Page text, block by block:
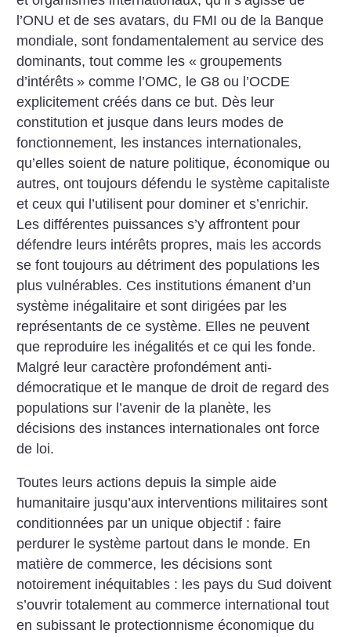
l’ONU et de ses avatars, du FMI ou de la Banque
mondiale, sont fondamentalement au service des
dominants, tout comme les « groupements
d’intérêts » comme l’OMC, le G8 ou l’OCDE
explicitement créés dans ce but. Dès leur
constitution et jusque dans leurs modes de
fonctionnement, les instances internationales,
qu’elles soient de nature politique, économique ou
autres, ont toujours défendu le système capitaliste
et ceux qui l’utilisent pour dominer et s’enrichir.
Les différentes puissances s’y affrontent pour
défendre leurs intérêts propres, mais les accords
se font toujours au détriment des populations les
plus vulnérables. Ces institutions émanent d’un
système inégalitaire et sont dirigées par les
représentants de ce système. Elles ne peuvent
que reproduire les inégalités et ce qui les fonde.
Malgré leur caractère profondément anti-
démocratique et le manque de droit de regard des
populations sur l’avenir de la planète, les
décisions des instances internationales ont force
de loi.
Toutes leurs actions depuis la simple aide
humanitaire jusqu’aux interventions militaires sont
conditionnées par un unique objectif : faire
perdurer le système partout dans le monde. En
matière de commerce, les décisions sont
notoirement inéquitables : les pays du Sud doivent
s’ouvrir totalement au commerce international tout
en subissant le protectionnisme économique du